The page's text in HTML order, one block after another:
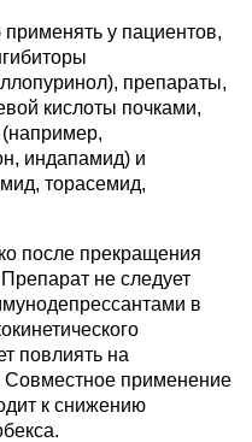
у пациентов,
препараты,
кислоты почками,
(например,
индапамид) и
торасемид,
после прекращения
не следует
в
повлиять на
применение
к снижению